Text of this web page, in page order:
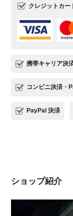
クレジットカー
携帯キャリア決
コンビニ決済・
PayPal 決済
ショップ紹介